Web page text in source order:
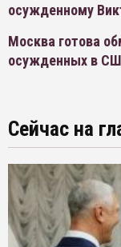
осужденному
Москва готова
осужденных в
Сейчас на